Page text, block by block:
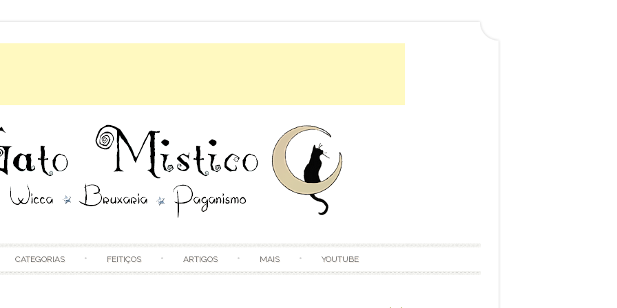
CATEGORIAS FEITIÇOS ARTIGOS MAIS YOUTUBE